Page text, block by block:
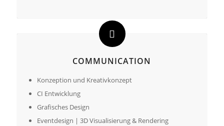
COMMUNICATION
Konzeption und Kreativkonzept
CI Entwicklung
Grafisches Design
Eventdesign | 3D Visualisierung & Rendering